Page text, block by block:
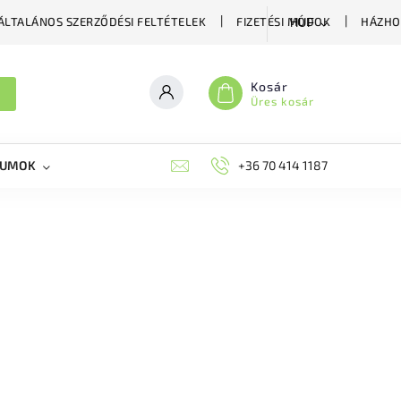
SZERZŐDÉSI FELTÉTELEK FIZETÉSI MÓDOK
HUF
Kosár
Üres kosár
BLOG MÉHÉSZETI
+36 70 414 1187